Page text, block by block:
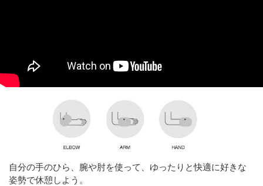
自分の手のひら、腕や肘を使って、ゆったりと快適に好きな
姿勢で休憩しよう。